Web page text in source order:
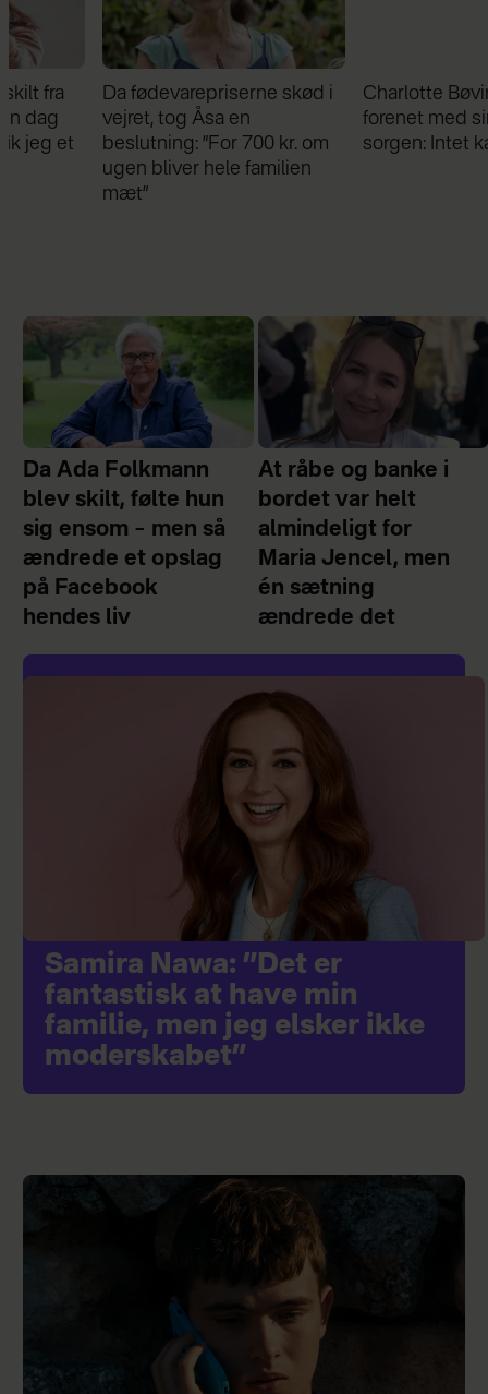
Da fødevarepriserne skød i
vejret, tog Åsa en
beslutning: ”For 700 kr. om
ugen bliver hele familien
Charlotte Bøving blev
forenet med sin bror i
sorgen: Intet kan skille os
Da Ada Folkmann
blev skilt, følte hun
sig ensom – men så
ændrede et opslag
på Facebook
hendes liv
At råbe og banke i
bordet var helt
almindeligt for
Maria Jencel, men
én sætning
ændrede det
Samira Nawa: ”Det er
fantastisk at have min
familie, men jeg elsker ikke
moderskabet”